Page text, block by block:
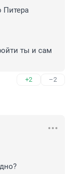
Питера
ты и сам
+2 –2